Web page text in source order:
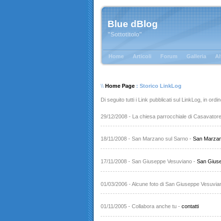
Blue dBlog
"Sottotitolo"
Home Articoli Forum Galleria
\\ Home Page : Storico LinkLog
Di seguito tutti i Link pubblicati sul LinkLog, in
29/12/2008 - La chiesa parrocchiale di
18/11/2008 - San Marzano sul Sarno - San
17/11/2008 - San Giuseppe Vesuviano - San
01/03/2006 - Alcune foto di San Giuseppe
01/11/2005 - Collabora anche tu - contatti